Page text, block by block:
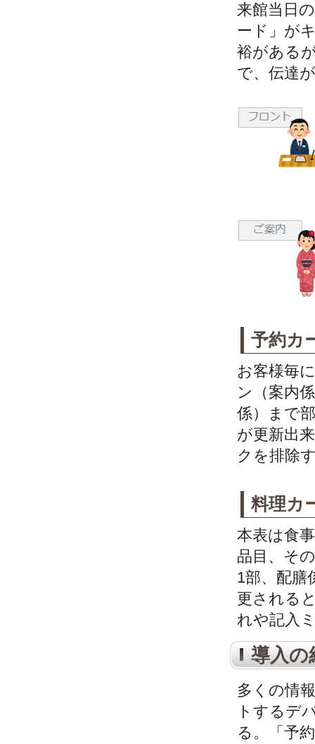
来館当日
ード」が
裕がある
で、伝達
予約カ
お客様毎
ン（案内
係）まで
が更新出
クを排除
料理カ
本表は食
品目、そ
1部、配膳
更される
れや記入
導入の
多くの情
トするデ
る。「予